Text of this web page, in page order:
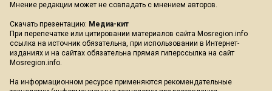
Мнение редакции может не совпадать с мнением авторов.
Скачать презентацию: Медиа-кит
При перепечатке или цитировании материалов сайта Mosregion.info
ссылка на источник обязательна, при использовании в Интернет-
изданиях и на сайтах обязательна прямая гиперссылка на сайт
Mosregion.info.
На информационном ресурсе применяются рекомендательные